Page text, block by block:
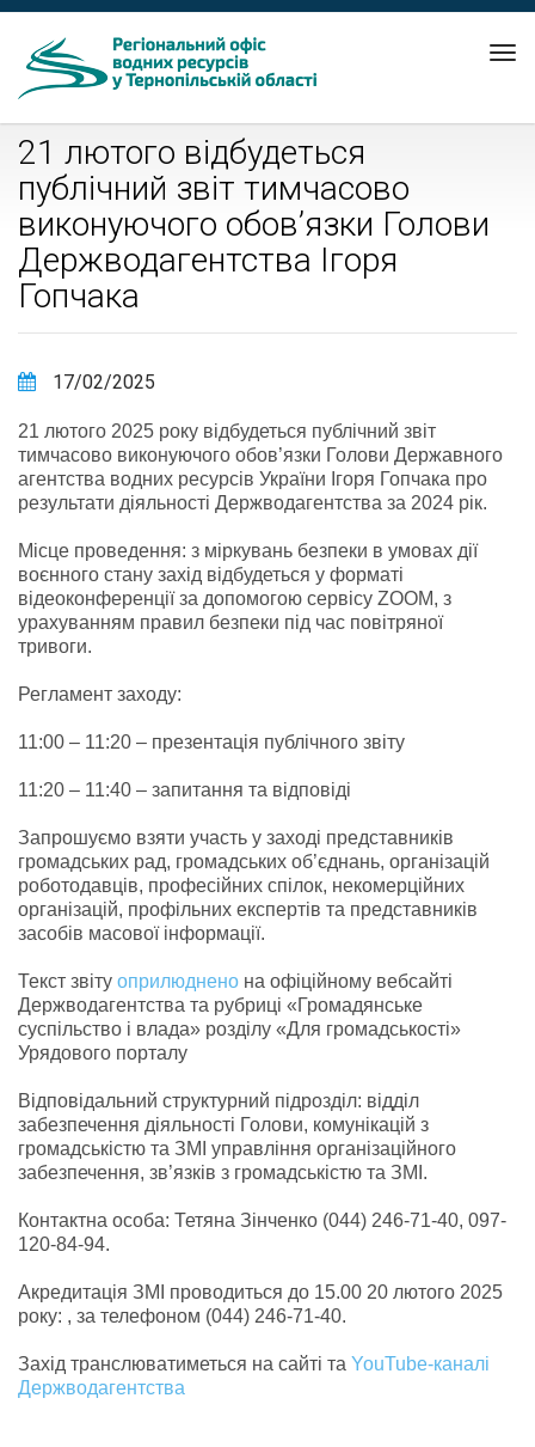
21 лютого відбудеться
публічний звіт тимчасово
виконуючого обов’язки Голови
Держводагентства Ігоря
Гопчака
17/02/2025
21 лютого 2025 року відбудеться публічний звіт
тимчасово виконуючого обов’язки Голови Державного
агентства водних ресурсів України Ігоря Гопчака про
результати діяльності Держводагентства за 2024 рік.
Місце проведення: з міркувань безпеки в умовах дії
воєнного стану захід відбудеться у форматі
відеоконференції за допомогою сервісу ZOOM, з
урахуванням правил безпеки під час повітряної
тривоги.
Регламент заходу:
11:00 – 11:20 – презентація публічного звіту
11:20 – 11:40 – запитання та відповіді
Запрошуємо взяти участь у заході представників
громадських рад, громадських об’єднань, організацій
роботодавців, професійних спілок, некомерційних
організацій, профільних експертів та представників
засобів масової інформації.
Текст звіту оприлюднено на офіційному вебсайті
Держводагентства та рубриці «Громадянське
суспільство і влада» розділу «Для громадськості»
Урядового порталу
Відповідальний структурний підрозділ: відділ
забезпечення діяльності Голови, комунікацій з
громадськістю та ЗМІ управління організаційного
забезпечення, зв’язків з громадськістю та ЗМІ.
Контактна особа: Тетяна Зінченко (044) 246-71-40, 097-
120-84-94.
Акредитація ЗМІ проводиться до 15.00 20 лютого 2025
року: , за телефоном (044) 246-71-40.
Захід транслюватиметься на сайті та YouTube-каналі
Держводагентства